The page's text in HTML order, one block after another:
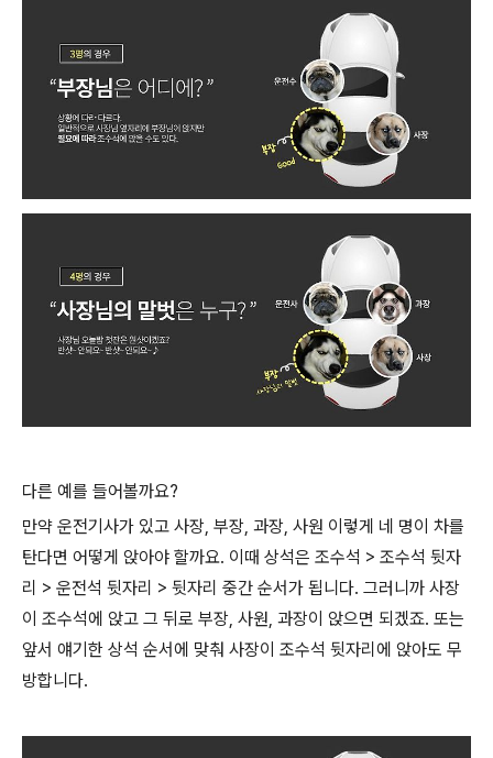
다른 예를 들어볼까요?
만약 운전기사가 있고 사장, 부장, 과장, 사원 이렇게 네 명이 차를
탄다면 어떻게 앉아야 할까요. 이때 상석은 조수석 > 조수석 뒷자
리 > 운전석 뒷자리 > 뒷자리 중간 순서가 됩니다. 그러니까 사장
이 조수석에 앉고 그 뒤로 부장, 사원, 과장이 앉으면 되겠죠. 또는
앞서 얘기한 상석 순서에 맞춰 사장이 조수석 뒷자리에 앉아도 무
방합니다.